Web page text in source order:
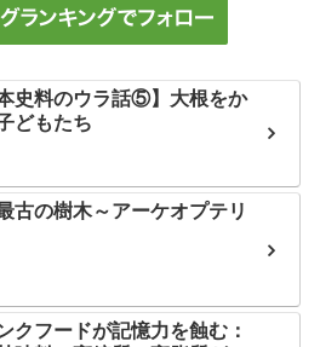
本史料のウラ話⑤】大根をか
どもたち
古の樹木～アーケオプテリ
クフードが記憶力を蝕む：